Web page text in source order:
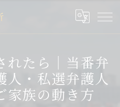
れたら｜当番弁
人・私選弁護人
家族の動き方